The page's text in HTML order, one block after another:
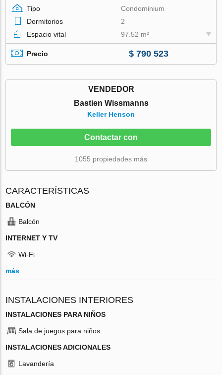
Tipo
Condominium
Dormitorios
2
Espacio vital
97.52 m²
Precio $ 790 523
VENDEDOR
Bastien Wissmanns
Keller Henson
Contactar con
1055 propiedades más
CARACTERÍSTICAS
BALCÓN
Balcón
INTERNET Y TV
Wi-Fi
más
INSTALACIONES INTERIORES
INSTALACIONES PARA NIÑOS
Sala de juegos para niños
INSTALACIONES ADICIONALES
Lavandería